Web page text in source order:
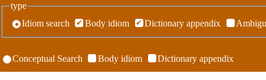
type
Idiom search
Body idiom Dictionary appendix
Conceptual Search Body idiom Dictionary appendix